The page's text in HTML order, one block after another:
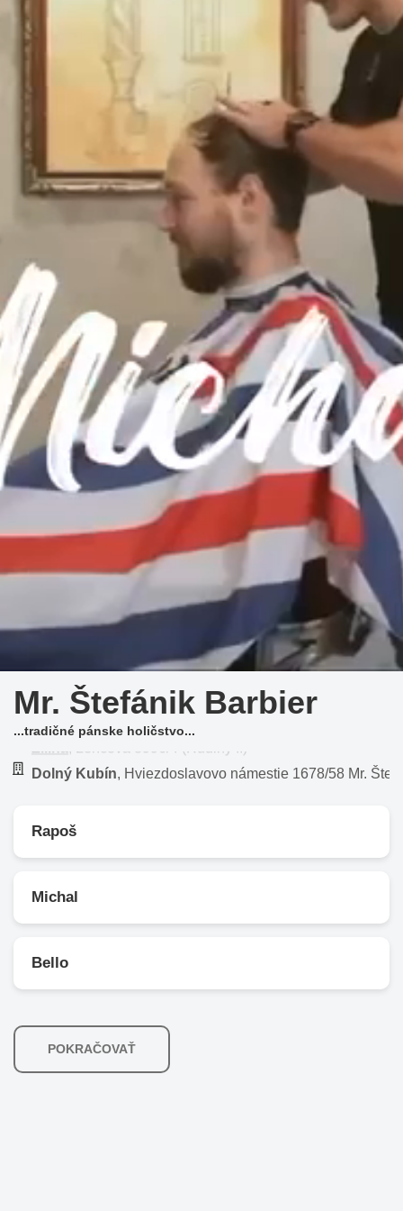
Mr. Štefánik Barbier
...tradičné pánske holičstvo...
Dolný Kubín , Hviezdoslavovo námestie 1678/58 Mr.
Rapoš
Michal
Bello
POKRAČOVAŤ